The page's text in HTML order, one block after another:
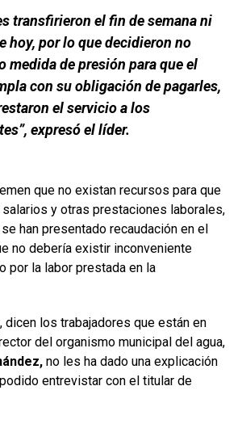
transfirieron el fin de semana ni
hoy, por lo que decidieron no
medida de presión para que el
con su obligación de pagarles,
el servicio a los
expresó el líder.
que no existan recursos para que
y otras prestaciones laborales,
han presentado recaudación en el
no debería existir inconveniente
por la labor prestada en la
dicen los trabajadores que están en
del organismo municipal del agua,
no les ha dado una explicación
entrevistar con el titular de